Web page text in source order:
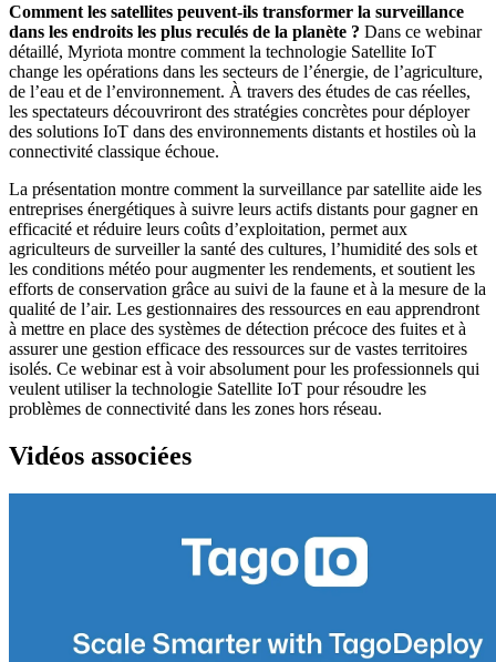
Comment les satellites peuvent-ils transformer la surveillance
dans les endroits les plus reculés de la planète ? Dans ce webinar
détaillé, Myriota montre comment la technologie Satellite IoT
change les opérations dans les secteurs de l’énergie, de l’agriculture,
de l’eau et de l’environnement. À travers des études de cas réelles,
les spectateurs découvriront des stratégies concrètes pour déployer
des solutions IoT dans des environnements distants et hostiles où la
connectivité classique échoue.
La présentation montre comment la surveillance par satellite aide les
entreprises énergétiques à suivre leurs actifs distants pour gagner en
efficacité et réduire leurs coûts d’exploitation, permet aux
agriculteurs de surveiller la santé des cultures, l’humidité des sols et
les conditions météo pour augmenter les rendements, et soutient les
efforts de conservation grâce au suivi de la faune et à la mesure de la
qualité de l’air. Les gestionnaires des ressources en eau apprendront
à mettre en place des systèmes de détection précoce des fuites et à
assurer une gestion efficace des ressources sur de vastes territoires
isolés. Ce webinar est à voir absolument pour les professionnels qui
veulent utiliser la technologie Satellite IoT pour résoudre les
problèmes de connectivité dans les zones hors réseau.
Vidéos associées